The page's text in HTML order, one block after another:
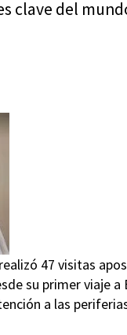
clave del
47 visitas
su primer viaje
a las